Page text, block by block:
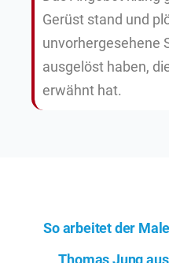
Gerüst stand und
unvorhergesehene
ausgelöst haben,
erwähnt hat.
So arbeitet der
Thomas Jung